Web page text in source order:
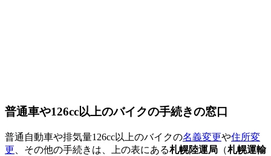
普通車や126cc以上のバイクの手続きの窓口
普通自動車や排気量126cc以上のバイクの名義変更や住所変
更 、その他の手続きは、上の表にある札幌陸運局 （札幌運輸